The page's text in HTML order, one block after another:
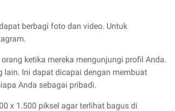
berbagi foto dan video. Untuk
ketika mereka mengunjungi profil Anda.
Ini dapat dicapai dengan membuat
Anda sebagai pribadi.
x 1.500 piksel agar terlihat bagus di